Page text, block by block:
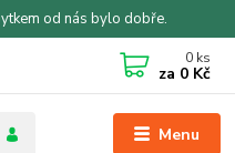
od nás bylo dobře.
Menu
0 ks
za 0 Kč